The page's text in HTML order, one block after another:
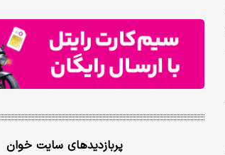
پربازدیدهای سایت خوان